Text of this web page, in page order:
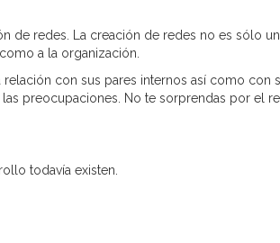
de redes. La creación de redes no es sólo
a la organización.
con sus pares internos así como con
preocupaciones. No te sorprendas por el
todavía existen.